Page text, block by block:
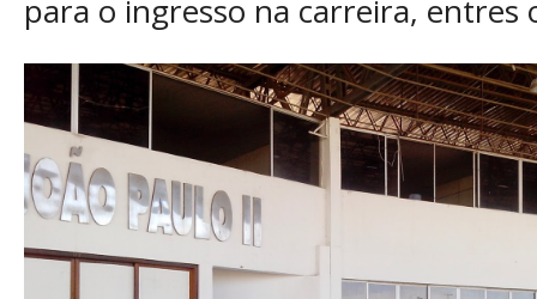
para o ingresso na carreira,